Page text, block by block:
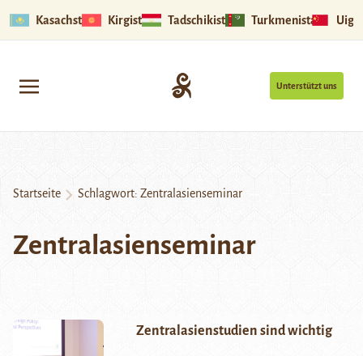
Kasachstan Kirgistan Tadschikistan Turkmenistan
Unterstützt uns
Startseite Schlagwort: Zentralasienseminar
Zentralasienseminar
Zentralasienstudien sind wichtig